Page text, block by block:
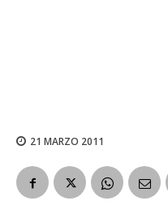
21 MARZO 2011